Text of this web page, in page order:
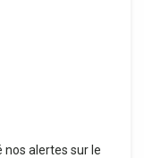
nos alertes sur le